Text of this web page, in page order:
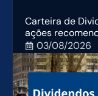
Carteira de
ações
03/08/2026